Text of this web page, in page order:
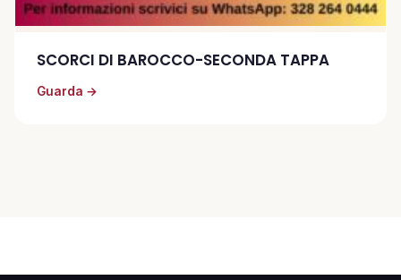
SCORCI DI BAROCCO-SECONDA TAPPA
Guarda →